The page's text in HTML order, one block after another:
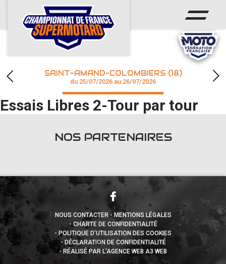
ACCUEIL
ACTUS
CALENDRIER
CHAMPIONNAT
RÉSULTATS
SAINT-AMAND-COLOMBIERS (18)
du 25/07/2026 au 26/07/2026
Essais Libres 2-Tour par tour
NOS PARTENAIRES
NOUS CONTACTER
MENTIONS LÉGALES
CHARTE DE CONFIDENTIALITÉ
POLITIQUE D’UTILISATION DES COOKIES
DÉCLARATION DE CONFIDENTIALITÉ
RÉALISÉ PAR L’AGENCE WEB A3 WEB